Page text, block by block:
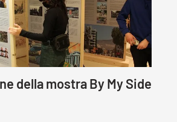
della mostra By My Side